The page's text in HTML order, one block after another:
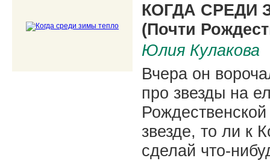
КОГДА СРЕДИ
(Почти
Юлия Кулакова
Вчера он
про звезды на
звезде, то ли к
сделай что-